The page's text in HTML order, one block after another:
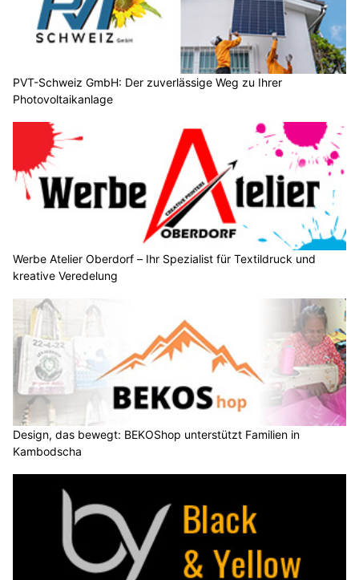
PVT-Schweiz GmbH: Der zuverlässige Weg zu Ihrer
Photovoltaikanlage
Werbe Atelier Oberdorf – Ihr Spezialist für Textildruck und
kreative Veredelung
Design, das bewegt: BEKOShop unterstützt Familien in
Kambodscha